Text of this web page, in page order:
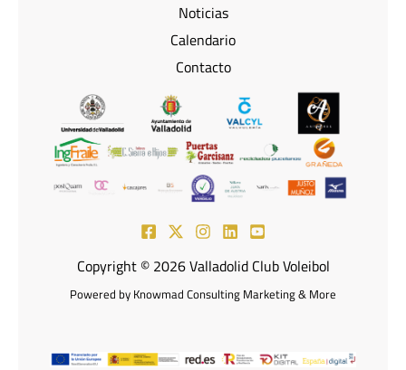
Noticias
Calendario
Contacto
Copyright © 2026 Valladolid Club Voleibol
Powered by Knowmad Consulting Marketing & More